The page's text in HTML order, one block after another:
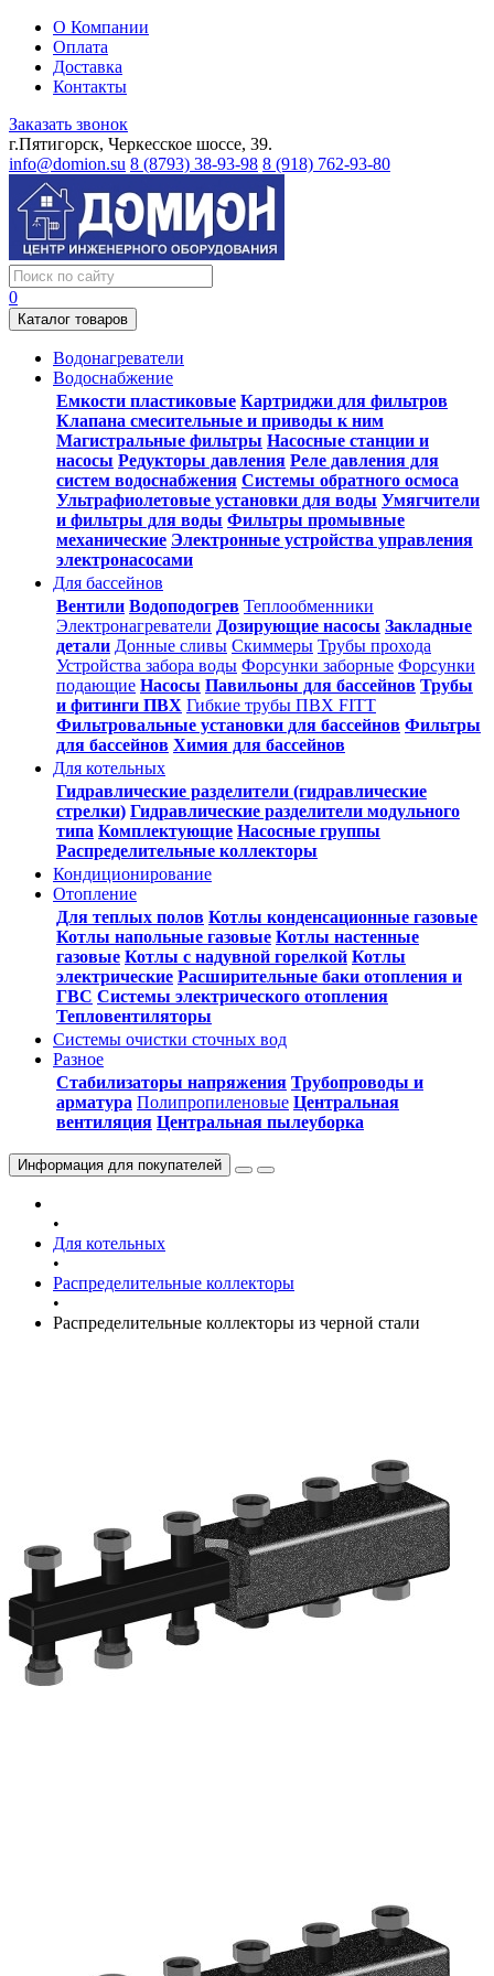
О Компании
Оплата
Доставка
Контакты
Заказать звонок
г.Пятигорск, Черкесское шоссе, 39.
info@domion.su 8 (8793) 38-93-98 8 (918) 762-93-80
0
Каталог товаров
Водонагреватели
Водоснабжение
Емкости пластиковые Картриджи для фильтров
Клапана смесительные и приводы к ним
Магистральные фильтры Насосные станции и
насосы Редукторы давления Реле давления для
систем водоснабжения Системы обратного осмоса
Ультрафиолетовые установки для воды Умягчители
и фильтры для воды Фильтры промывные
механические Электронные устройства управления
электронасосами
Для бассейнов
Вентили Водоподогрев Теплообменники
Электронагреватели Дозирующие насосы Закладные
детали Донные сливы Скиммеры Трубы прохода
Устройства забора воды Форсунки заборные Форсунки
подающие Насосы Павильоны для бассейнов Трубы
и фитинги ПВХ Гибкие трубы ПВХ FITT
Фильтровальные установки для бассейнов Фильтры
для бассейнов Химия для бассейнов
Для котельных
Гидравлические разделители (гидравлические
стрелки) Гидравлические разделители модульного
типа Комплектующие Насосные группы
Распределительные коллекторы
Кондиционирование
Отопление
Для теплых полов Котлы конденсационные газовые
Котлы напольные газовые Котлы настенные
газовые Котлы с надувной горелкой Котлы
электрические Расширительные баки отопления и
ГВС Системы электрического отопления
Тепловентиляторы
Системы очистки сточных вод
Разное
Стабилизаторы напряжения Трубопроводы и
арматура Полипропиленовые Центральная
вентиляция Центральная пылеуборка
Информация для покупателей
•
Для котельных
•
Распределительные коллекторы
•
Распределительные коллекторы из черной стали